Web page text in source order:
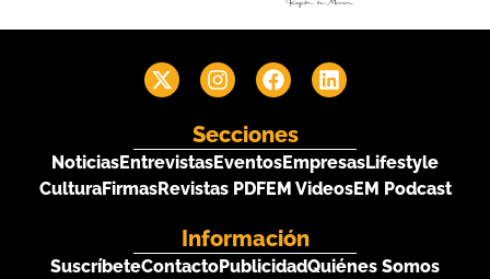
Secciones
NoticiasEntrevistasEventosEmpresasLifestyle
CulturaFirmasRevistas PDFEM VideosEM Podcast
Información
SuscríbeteContactoPublicidadQuiénes Somos